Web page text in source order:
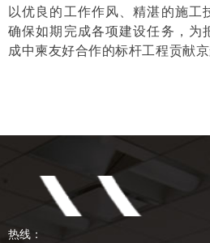
以优良的工作作风、精湛的施工
确保如期完成各项建设任务，为
成中柬友好合作的标杆工程贡献京
热线：